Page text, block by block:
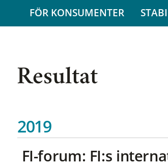
FÖR KONSUMENTER
Resultat
2019
FI-forum: FI:s